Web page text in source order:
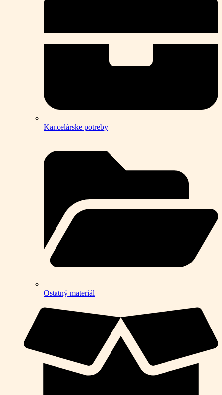
Kancelárske potreby
Ostatný materiál